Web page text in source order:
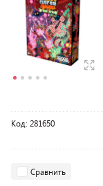
Код: 281650
Сравнить